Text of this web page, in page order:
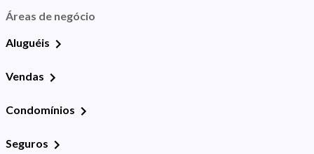
Áreas de negócio
Aluguéis
Vendas
Condomínios
Seguros